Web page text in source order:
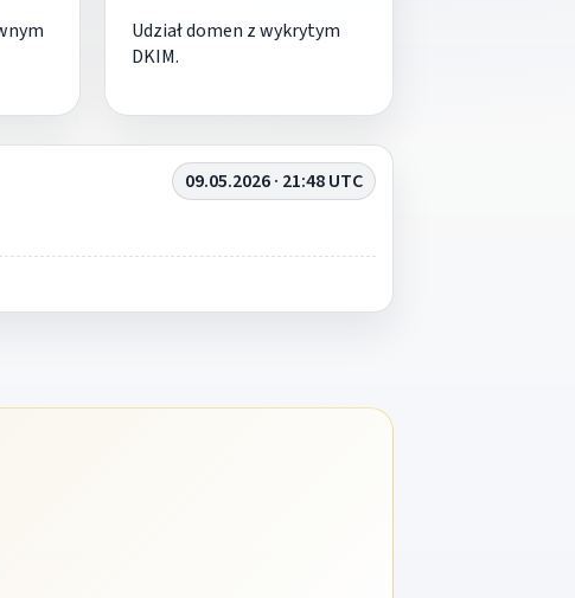
Udział domen z wykrytym
DKIM.
09.05.2026 · 21:48 UTC